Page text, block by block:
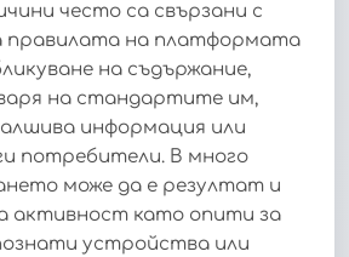
често са свързани с
правилата на платформата
на съдържание,
на стандартите им,
информация или
потребители. В много
може да е резултат и
активност като опити за
устройства или